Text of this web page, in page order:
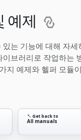
예제
는 기능에 대해 자세
이브러리로 작업하는
지 예제와 헬퍼 모듈
↖ Get back to
All manuals